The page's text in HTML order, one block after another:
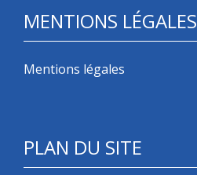
MENTIONS LÉGALES
Mentions légales
PLAN DU SITE